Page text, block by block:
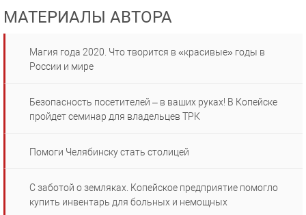
МАТЕРИАЛЫ АВТОРА
Магия года 2020. Что творится в «красивые» годы в
России и мире
Безопасность посетителей – в ваших руках! В Копейске
пройдет семинар для владельцев ТРК
Помоги Челябинску стать столицей
С заботой о земляках. Копейское предприятие помогло
купить инвентарь для больных и немощных